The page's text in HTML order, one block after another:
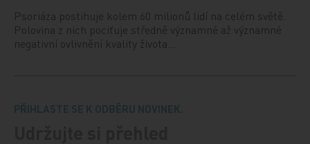
Psoriáza postihuje kolem 60 milionů lidí na celém světě.
Polovina z nich pociťuje středně významné až významné
negativní ovlivnění kvality života…
PŘIHLASTE SE K ODBĚRU NOVINEK.